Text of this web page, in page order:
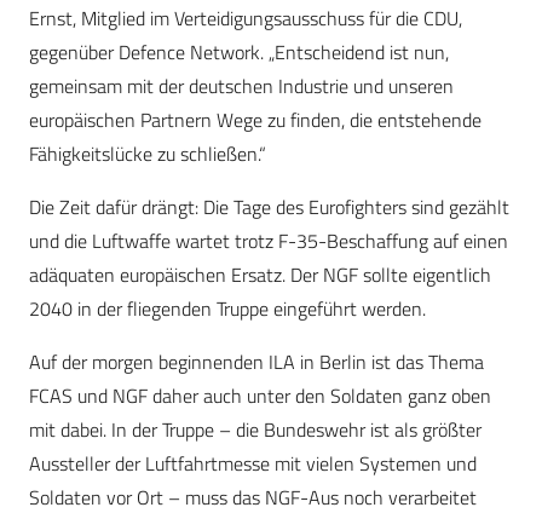
Ernst, Mitglied im Verteidigungsausschuss für die CDU,
gegenüber Defence Network. „Entscheidend ist nun,
gemeinsam mit der deutschen Industrie und unseren
europäischen Partnern Wege zu finden, die entstehende
Fähigkeitslücke zu schließen.“
Die Zeit dafür drängt: Die Tage des Eurofighters sind gezählt
und die Luftwaffe wartet trotz F-35-Beschaffung auf einen
adäquaten europäischen Ersatz. Der NGF sollte eigentlich
2040 in der fliegenden Truppe eingeführt werden.
Auf der morgen beginnenden ILA in Berlin ist das Thema
FCAS und NGF daher auch unter den Soldaten ganz oben
mit dabei. In der Truppe – die Bundeswehr ist als größter
Aussteller der Luftfahrtmesse mit vielen Systemen und
Soldaten vor Ort – muss das NGF-Aus noch verarbeitet